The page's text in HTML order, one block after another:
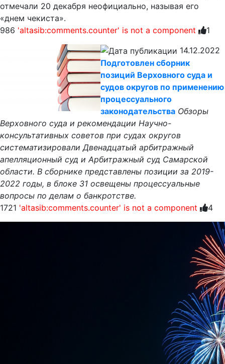
отмечали 20 декабря неофициально, называя его
«днем чекиста».
986 'altasib:comments.counter' is not a component
1
14.12.2022
Подготовлен сборник
позиций Верховного суда и
судов округов по применению
процессуального
законодательства Обзоры
Верховного суда и рекомендации Научно-
консультативных советов при судах округов
систематизировали Двенадцатый арбитражный
апелляционный суд и Арбитражный суд Самарской
области. В сборнике представлены позиции за 2019-
2022 годы, в блоке 31 освещены процессуальные
вопросы по делам о банкротстве.
1721 'altasib:comments.counter' is not a component 4